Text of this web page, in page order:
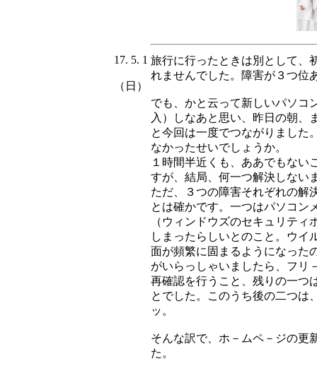
17. 5. 1
（日）
旅行に行ったときは別として、
れませんでした。障害が３つ位
でも、かと云って新しいパソコ
入）しなあと思い、昨日の朝、
と今回は一度でつながりました
なかったせいでしょうか。
１時間半近くも、ああでもない
すが、結局、何一つ解決しない
ただ、３つの障害それぞれの解
とは確かです。一つはパソコン
（ウィンドウズのセキュリテ
しまったらしいとのこと。ウイ
面が頻繁に固まるようになった
がいらっしゃいましたら、フリ
再確認を行うこと、残りの一つ
とでした。このうち後の二つは
ッ。
そんな訳で、ホ－ムペ－ジの更
た。